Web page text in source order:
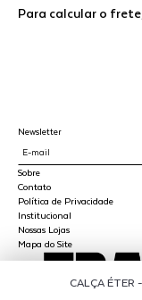
CALÇA ÉTER
Para calcular o
Sobre
Contato
Política de Privacidade
Institucional
Nossas Lojas
Mapa do Site
Newsletter
SPLY